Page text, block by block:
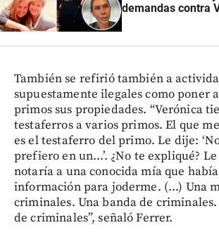
demandas contra
También se refirió también a
supuestamente ilegales como poner
primos sus propiedades. “Verónica
testaferros a varios primos. El que
es el testaferro del primo. Le dije:
prefiero en un...’. ¿No te expliqué?
notaría a una conocida mía que
información para joderme. (...) Una
criminales. Una banda de criminales.
de criminales”, señaló Ferrer.